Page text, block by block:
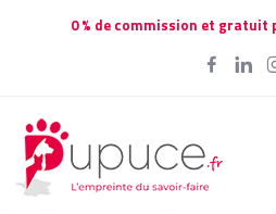
0 % de commission et